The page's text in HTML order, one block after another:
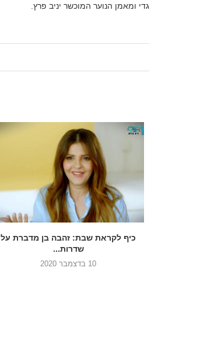
גדי ומאמן הנוער המוכשר יניב פרץ.
כיף לקראת שבת: זהבה בן מדברת על
שדרות...
10 בדצמבר 2020